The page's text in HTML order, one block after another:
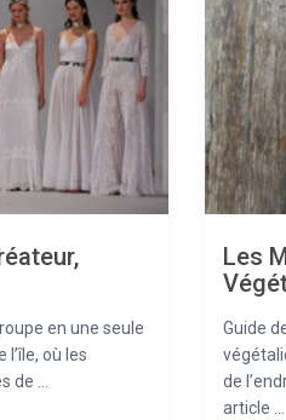
en une seule
où les
de ...
Les
Guide
de
article ...